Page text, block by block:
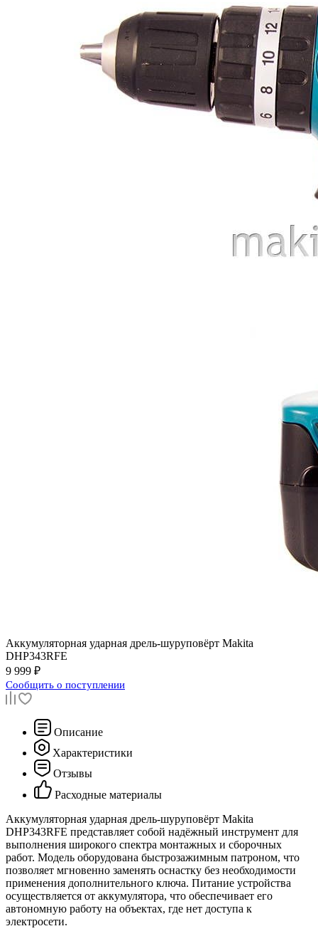
Аккумуляторная ударная дрель-шуруповёрт Makita
DHP343RFE
9 999 ₽
Сообщить о поступлении
Описание
Характеристики
Отзывы
Расходные материалы
Аккумуляторная ударная дрель-шуруповёрт Makita
DHP343RFE представляет собой надёжный инструмент для
выполнения широкого спектра монтажных и сборочных
работ. Модель оборудована быстрозажимным патроном, что
позволяет мгновенно заменять оснастку без необходимости
применения дополнительного ключа. Питание устройства
осуществляется от аккумулятора, что обеспечивает его
автономную работу на объектах, где нет доступа к
электросети.